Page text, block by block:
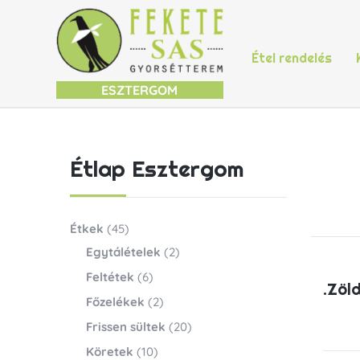
ESZTERGOM
Étel rendelés
Étlap Esztergom
Étkek (45)
Egytálételek (2)
Feltétek (6)
Főzelékek (2)
Frissen sültek (20)
Köretek (10)